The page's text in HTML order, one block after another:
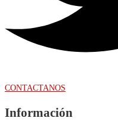
CONTACTANOS
Información